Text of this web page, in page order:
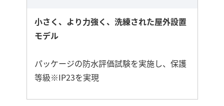
小さく、より力強く、洗練された屋外設置
モデル
パッケージの防水評価試験を実施し、保護
等級※IP23を実現